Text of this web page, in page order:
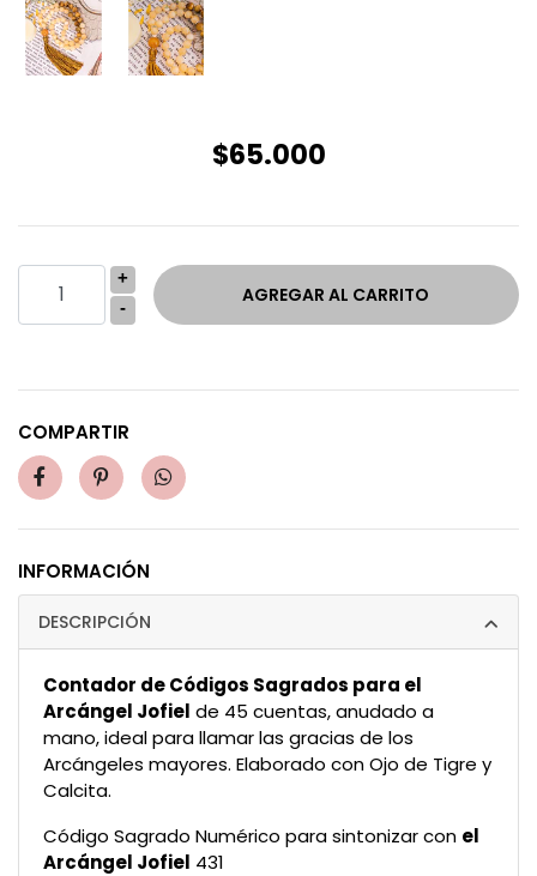
$65.000
+
-
COMPARTIR
INFORMACIÓN
DESCRIPCIÓN
Contador de Códigos Sagrados para el
Arcángel Jofiel de 45 cuentas, anudado a
mano, ideal para llamar las gracias de los
Arcángeles mayores. Elaborado con Ojo de Tigre y
Calcita.
Código Sagrado Numérico para sintonizar con el
Arcángel Jofiel 431